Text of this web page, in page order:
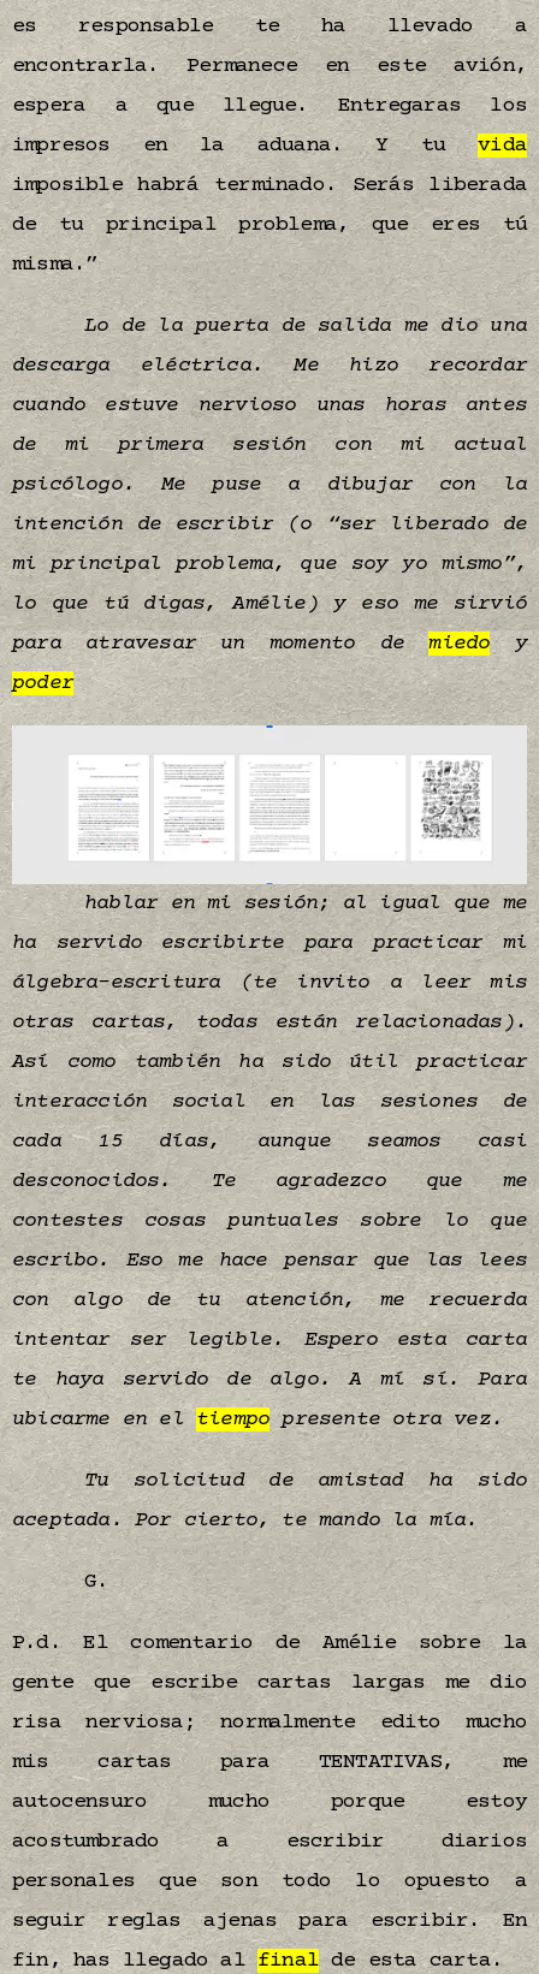
es responsable te ha llevado a
encontrarla. Permanece en este avión,
espera a que llegue. Entregaras los
impresos en la aduana. Y tuvida
imposible habrá terminado. Serás liberada
de tu principal problema, que eres tú
misma.”
Lo de la puerta de salida me dio una
descarga eléctrica. Me hizo recordar
cuando estuve nervioso unas horas antes
de mi primera sesión con mi actual
psicólogo. Me puse a dibujar con la
intención de escribir (o “ser liberado de
mi principal problema, que soy yo mismo”,
lo que tú digas, Amélie) y eso me sirvió
para atravesar un momento demiedoy
poder
hablar en mi sesión; al igual que me
ha servido escribirte para practicar mi
álgebra-escritura (te invito a leer mis
otras cartas, todas están relacionadas).
Así como también ha sido útil practicar
interacción social en las sesiones de
cada 15 días, aunque seamos casi
desconocidos. Te agradezco que me
contestes cosas puntuales sobre lo que
escribo. Eso me hace pensar que las lees
con algo de tu atención, me recuerda
intentar ser legible. Espero esta carta
te haya servido de algo. A mí sí. Para
ubicarme en eltiempopresente otra vez.
Tu solicitud de amistad ha sido
aceptada. Por cierto, te mando la mía.
G.
P.d. El comentario de Amélie sobre la
gente que escribe cartas largas me dio
risa nerviosa; normalmente edito mucho
mis cartas para TENTATIVAS, me
autocensuro mucho porque estoy
acostumbrado a escribir diarios
personales que son todo lo opuesto a
seguir reglas ajenas para escribir. En
fin, has llegado alfinalde esta carta.